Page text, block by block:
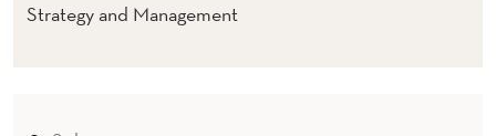
Strategy and Management